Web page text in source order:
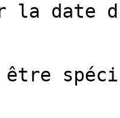
la date
être